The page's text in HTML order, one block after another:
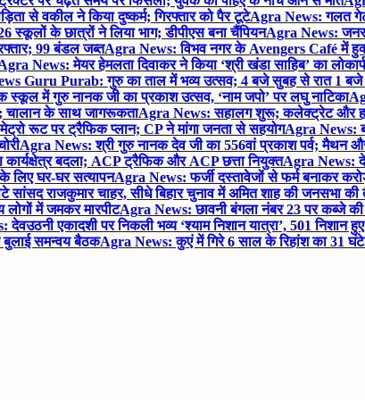
से वकील ने किया दुष्कर्म; गिरफ्तार को पैर टूटेAgra News: गलत
के छात्रों ने लिया भाग; डीपीएस बना चैंपियनAgra News:
99 बंडल जब्तAgra News: विभव नगर के Avengers Café में
News: मेयर हेमलता दिवाकर ने किया ‘श्री खंडा साहिब’ का
Guru Purab: गुरु का ताल में भव्य उत्सव; 4 बजे सुबह से रात 1
स्कूल में गुरु नानक जी का प्रकाश उत्सव, ‘नाम जपो’ पर लघु नाटिका
चालान के साथ जागरूकताAgra News: सहालग शुरू; कलेक्ट्रेट और
रूट पर ट्रैफिक प्लान; CP ने मांगा जनता से सहयोगAgra News:
Agra News: श्री गुरु नानक देव जी का 556वां प्रकाश पर्व; मैथन और
बदला; ACP ट्रैफिक और ACP छत्ता नियुक्तAgra News:
लिए घर-घर सत्यापनAgra News: फर्जी दस्तावेजों से फर्म बनाकर
सांसद राजकुमार चाहर, सीधे बिहार चुनाव में अमित शाह की जनसभा की
में जमकर मारपीटAgra News: छावनी बंगला नंबर 23 पर कब्जे
एकादशी पर निकली भव्य ‘श्याम निशान यात्रा’, 501 निशान
बुलाई समन्वय बैठकAgra News: कुएं में गिरे 6 साल के रिहांश का 31 घंटे